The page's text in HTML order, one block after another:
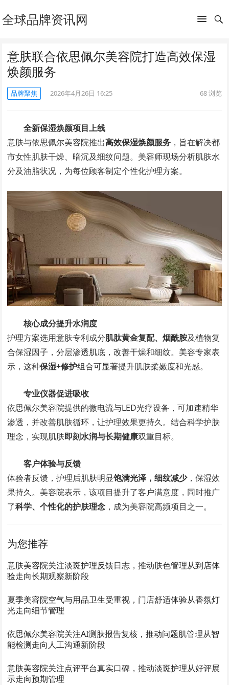
全球品牌资讯网
意肤联合依思佩尔美容院打造高效保湿
焕颜服务
品牌聚焦 2026年4月26日 16:25 68浏览
全新保湿焕颜项目上线
意肤与依思佩尔美容院推出高效保湿焕颜服务 ，旨在解决都
市女性肌肤干燥、暗沉及细纹问题。美容师现场分析肌肤水
分及油脂状况，为每位顾客制定个性化护理方案。
核心成分提升水润度
护理方案选用意肤专利成分肌肽黄金复配、烟酰胺及植物复
合保湿因子，分层渗透肌底，改善干燥和细纹。美容专家表
示，这种保湿+修护组合可显著提升肌肤柔嫩度和光感。
专业仪器促进吸收
依思佩尔美容院提供的微电流与LED光疗设备，可加速精华
渗透，并改善肌肤循环，让护理效果更持久。结合科学护肤
理念，实现肌肤即刻水润与长期健康双重目标。
客户体验与反馈
体验者反馈，护理后肌肤明显饱满光泽，细纹减少，保湿效
果持久。美容院表示，该项目提升了客户满意度，同时推广
了科学、个性化的护肤理念 ，成为美容院高频项目之一。
为您推荐
意肤美容院关注淡斑护理反馈日志，推动肤色管理从到店体
验走向长期观察新阶段
夏季美容院空气与用品卫生受重视，门店舒适体验从香氛灯
光走向细节管理
依思佩尔美容院关注AI测肤报告复核，推动问题肌管理从智
能检测走向人工沟通新阶段
意肤美容院关注点评平台真实口碑，推动淡斑护理从好评展
示走向预期管理